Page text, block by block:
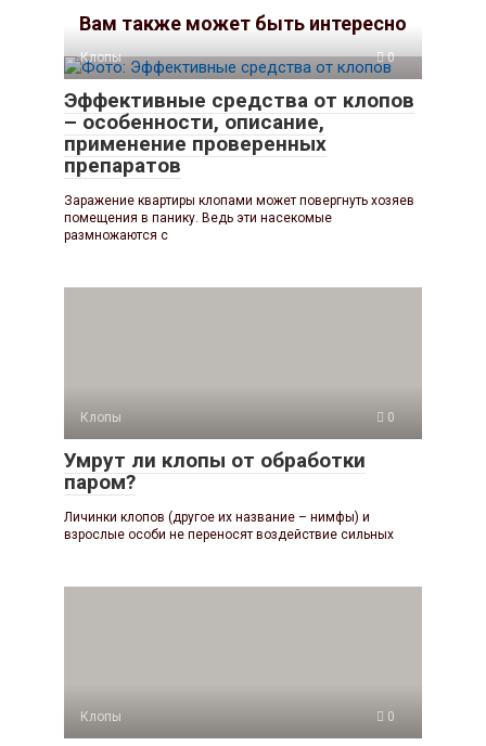
Вам также может быть интересно
Клопы 0
Эффективные средства от клопов
– особенности, описание,
применение проверенных
препаратов
Заражение квартиры клопами может повергнуть хозяев
помещения в панику. Ведь эти насекомые
размножаются с
Клопы 0
Умрут ли клопы от обработки
паром?
Личинки клопов (другое их название – нимфы) и
взрослые особи не переносят воздействие сильных
Клопы 0